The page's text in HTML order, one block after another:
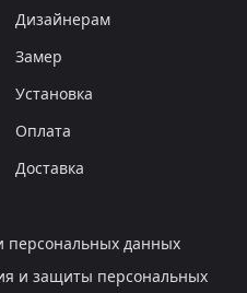
Дизайнерам
Замер
Установка
Оплата
Доставка
персональных данных
и защиты персональных